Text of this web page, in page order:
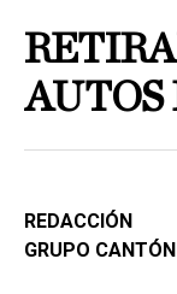
AUTOS
REDACCIÓN
GRUPO CANTÓN